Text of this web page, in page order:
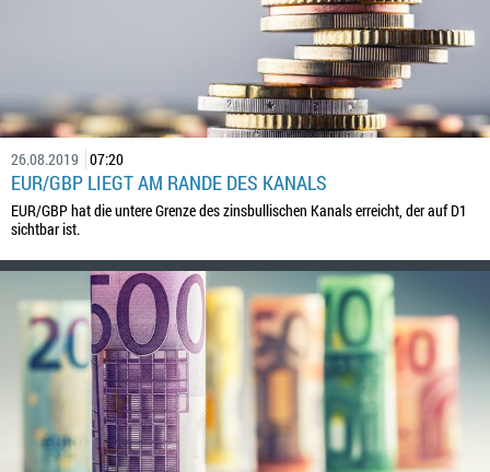
26.08.2019 07:20
EUR/GBP LIEGT AM RANDE DES KANALS
EUR/GBP hat die untere Grenze des zinsbullischen Kanals erreicht, der auf D1
sichtbar ist.